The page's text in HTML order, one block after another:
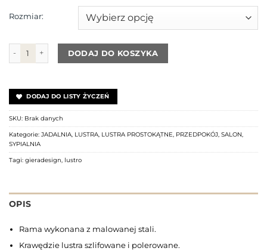
Rozmiar:
ilość Lustro Grid SimpleDODAJ DO KOSZYKA
DODAJ DO LISTY ŻYCZEŃ
SKU: Brak danych
Kategorie: JADALNIA, LUSTRA, LUSTRA PROSTOKĄTNE, PRZEDPOKÓJ, SALON,
SYPIALNIA
Tagi: gieradesign, lustro
OPIS
Rama wykonana z malowanej stali.
Krawędzie lustra szlifowane i polerowane.